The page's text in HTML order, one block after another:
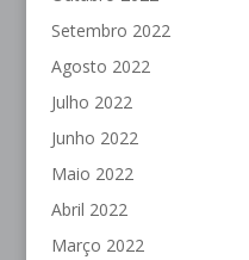
Setembro 2022
Agosto 2022
Julho 2022
Junho 2022
Maio 2022
Abril 2022
Março 2022